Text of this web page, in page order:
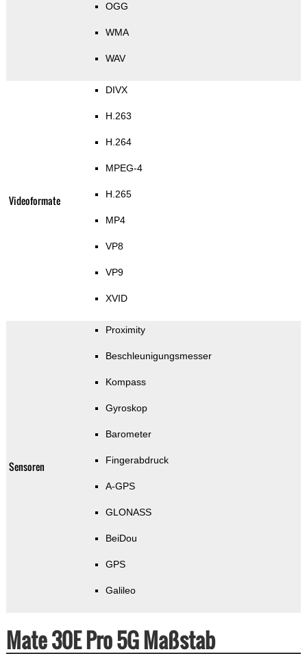
OGG
WMA
WAV
Videoformate
DIVX
H.263
H.264
MPEG-4
H.265
MP4
VP8
VP9
XVID
Sensoren
Proximity
Beschleunigungsmesser
Kompass
Gyroskop
Barometer
Fingerabdruck
A-GPS
GLONASS
BeiDou
GPS
Galileo
Mate 30E Pro 5G Maßstab